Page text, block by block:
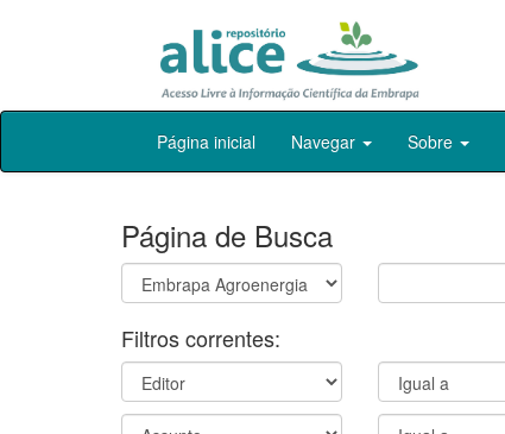
Skip
Página inicial Navegar Sobre
Página de Busca
Filtros correntes: